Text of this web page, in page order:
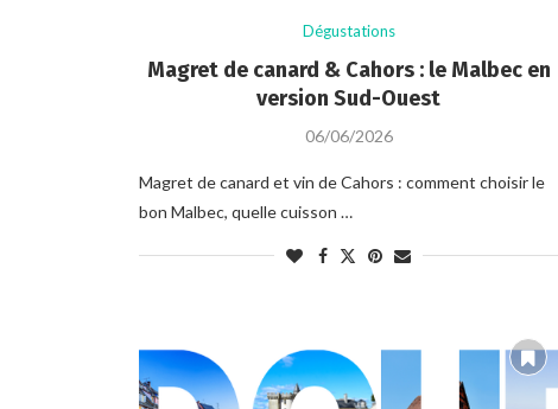
Dégustations
Magret de canard & Cahors : le Malbec en
version Sud-Ouest
06/06/2026
Magret de canard et vin de Cahors : comment choisir le
bon Malbec, quelle cuisson …